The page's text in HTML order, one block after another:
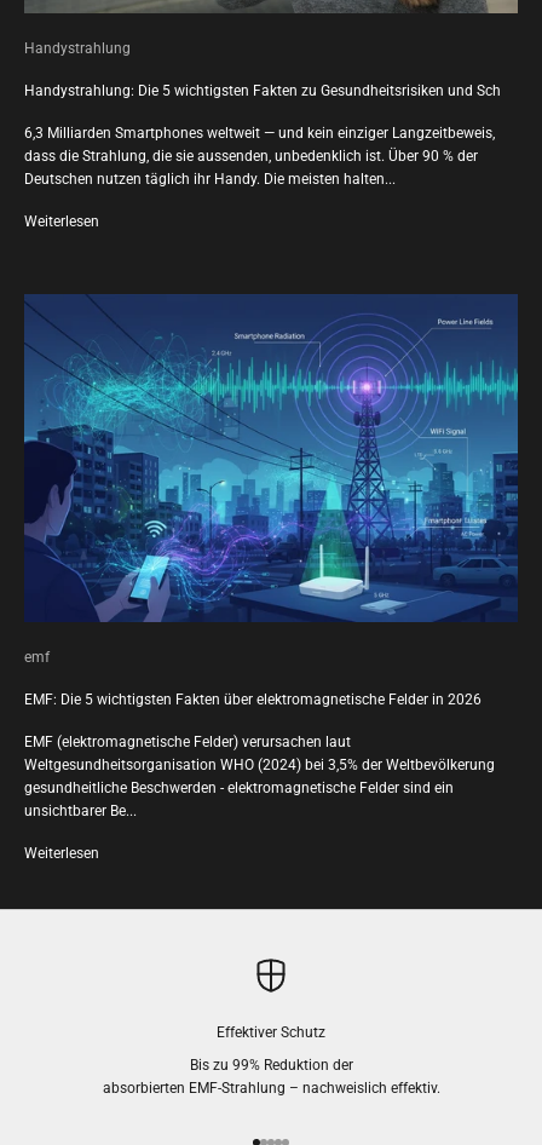
Handystrahlung
Handystrahlung: Die 5 wichtigsten Fakten zu Gesundheitsrisiken und Sch
6,3 Milliarden Smartphones weltweit — und kein einziger Langzeitbeweis,
dass die Strahlung, die sie aussenden, unbedenklich ist. Über 90 % der
Deutschen nutzen täglich ihr Handy. Die meisten halten...
Weiterlesen
emf
EMF: Die 5 wichtigsten Fakten über elektromagnetische Felder in 2026
EMF (elektromagnetische Felder) verursachen laut
Weltgesundheitsorganisation WHO (2024) bei 3,5% der Weltbevölkerung
gesundheitliche Beschwerden - elektromagnetische Felder sind ein
unsichtbarer Be...
Weiterlesen
Effektiver Schutz
Bis zu 99% Reduktion der
absorbierten EMF-Strahlung – nachweislich effektiv.